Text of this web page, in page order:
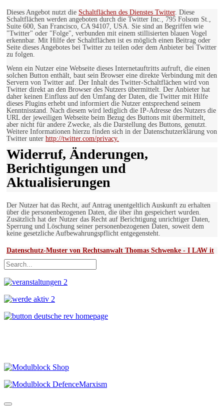
Dieses Angebot nutzt die Schaltflächen des Dienstes Twitter. Diese
Schaltflächen werden angeboten durch die Twitter Inc., 795 Folsom St.,
Suite 600, San Francisco, CA 94107, USA. Sie sind an Begriffen wie
"Twitter" oder "Folge", verbunden mit einem stillisierten blauen Vogel
erkennbar. Mit Hilfe der Schaltflächen ist es möglich einen Beitrag oder
Seite dieses Angebotes bei Twitter zu teilen oder dem Anbieter bei Twitter
zu folgen.
Wenn ein Nutzer eine Webseite dieses Internetauftritts aufruft, die einen
solchen Button enthält, baut sein Browser eine direkte Verbindung mit den
Servern von Twitter auf. Der Inhalt des Twitter-Schaltflächen wird von
Twitter direkt an den Browser des Nutzers übermittelt. Der Anbieter hat
daher keinen Einfluss auf den Umfang der Daten, die Twitter mit Hilfe
dieses Plugins erhebt und informiert die Nutzer entsprechend seinem
Kenntnisstand. Nach diesem wird lediglich die IP-Adresse des Nutzers die
URL der jeweiligen Webseite beim Bezug des Buttons mit übermittelt,
aber nicht für andere Zwecke, als die Darstellung des Buttons, genutzt.
Weitere Informationen hierzu finden sich in der Datenschutzerklärung von
Twitter unter http://twitter.com/privacy.
Widerruf, Änderungen,
Berichtigungen und
Aktualisierungen
Der Nutzer hat das Recht, auf Antrag unentgeltlich Auskunft zu erhalten
über die personenbezogenen Daten, die über ihn gespeichert wurden.
Zusätzlich hat der Nutzer das Recht auf Berichtigung unrichtiger Daten,
Sperrung und Löschung seiner personenbezogenen Daten, soweit dem
keine gesetzliche Aufbewahrungspflicht entgegensteht.
Datenschutz-Muster von Rechtsanwalt Thomas Schwenke - I LAW it